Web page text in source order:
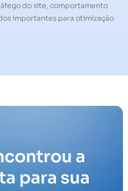
do site, comportamento
importantes para otimização
a
para sua